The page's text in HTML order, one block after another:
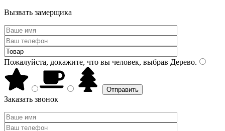
Вызвать замерщика
Пожалуйста, докажите, что вы человек, выбрав Дерево.
Заказать звонок